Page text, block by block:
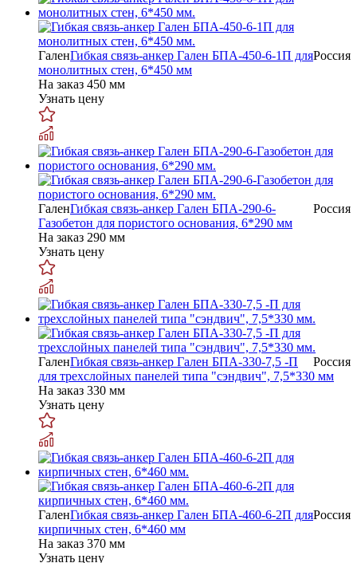
Гален Россия
Гибкая связь-анкер Гален БПА-450-6-1П для
монолитных стен, 6*450 мм
На заказ 450 мм
Узнать цену
Гален Россия
Гибкая связь-анкер Гален БПА-290-6-
Газобетон для пористого основания, 6*290 мм
На заказ 290 мм
Узнать цену
Гален Россия
Гибкая связь-анкер Гален БПА-330-7,5 -П
для трехслойных панелей типа "сэндвич", 7,5*330 мм
На заказ 330 мм
Узнать цену
Гален Россия
Гибкая связь-анкер Гален БПА-460-6-2П для
кирпичных стен, 6*460 мм
На заказ 370 мм
Узнать цену